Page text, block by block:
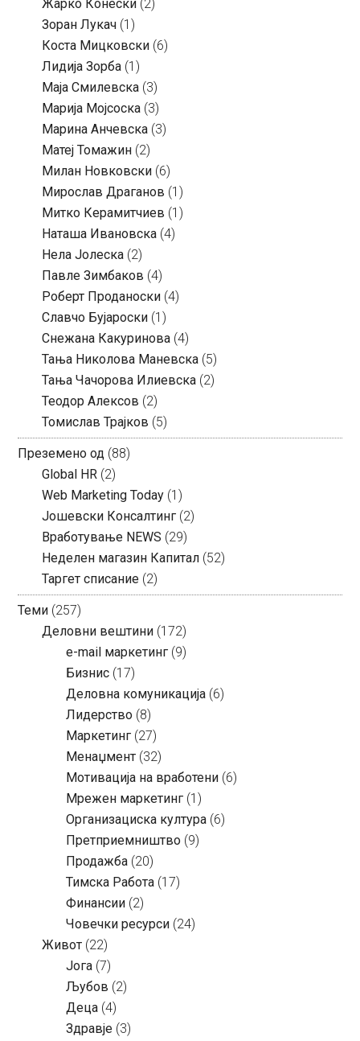
Жарко Конески (2)
Зоран Лукач (1)
Коста Мицковски (6)
Лидија Зорба (1)
Маја Смилевска (3)
Марија Мојсоска (3)
Марина Анчевска (3)
Матеј Томажин (2)
Милан Новковски (6)
Мирослав Драганов (1)
Митко Керамитчиев (1)
Наташа Ивановска (4)
Нела Јолеска (2)
Павле Зимбаков (4)
Роберт Проданоски (4)
Славчо Бујароски (1)
Снежана Какуринова (4)
Тања Николова Маневска (5)
Тања Чачорова Илиевска (2)
Теодор Алексов (2)
Томислав Трајков (5)
Преземено од (88)
Global HR (2)
Web Marketing Today (1)
Јошевски Консалтинг (2)
Вработување NEWS (29)
Неделен магазин Капитал (52)
Таргет списание (2)
Теми (257)
Деловни вештини (172)
e-mail маркетинг (9)
Бизнис (17)
Деловна комуникација (6)
Лидерство (8)
Маркетинг (27)
Менаџмент (32)
Мотивација на вработени (6)
Мрежен маркетинг (1)
Организациска култура (6)
Претприемништво (9)
Продажба (20)
Тимска Работа (17)
Финансии (2)
Човечки ресурси (24)
Живот (22)
Јога (7)
Љубов (2)
Деца (4)
Здравје (3)